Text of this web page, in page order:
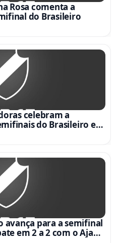
Rosa comenta a
do Brasileiro
celebram a
do Brasileiro em
avança para a semifinal
em 2 a 2 com o Ajap